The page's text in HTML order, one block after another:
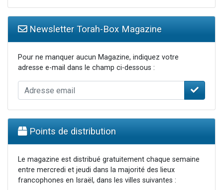
Newsletter Torah-Box Magazine
Pour ne manquer aucun Magazine, indiquez votre
adresse e-mail dans le champ ci-dessous :
Points de distribution
Le magazine est distribué gratuitement chaque semaine
entre mercredi et jeudi dans la majorité des lieux
francophones en Israël, dans les villes suivantes :